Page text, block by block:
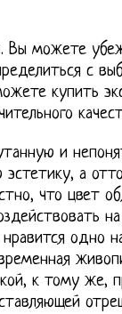
Вы можете
с
купить
и
а
что цвет
на
одно
к тому же,